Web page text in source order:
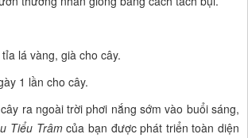
lá vàng, già cho cây.
1 lần cho cây.
ra ngoài trời phơi nắng sớm vào buổi sáng,
Tiểu Trâmcủa bạn được phát triển toàn diện